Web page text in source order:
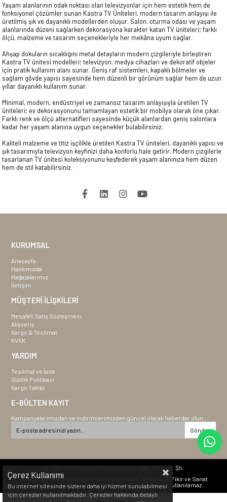
Yaşam alanlarının odak noktası olan televizyonlar için hem estetik hem de
fonksiyonel çözümler sunan Kastra TV Üniteleri, modern tasarım anlayışı ile
üretilmiş şık ve dayanıklı modellerden oluşur. Salon, oturma odası ve yaşam
alanlarında düzeni sağlarken dekorasyona karakter katan TV üniteleri; farklı
ölçü, malzeme ve tasarım seçenekleriyle her mekâna uyum sağlar.
Ahşap dokuların sıcaklığını metal detayların modern çizgileriyle birleştiren
Kastra TV ünitesi modelleri; televizyon, medya cihazları ve dekoratif objeler
için pratik kullanım alanı sunar. Geniş raf sistemleri, kapaklı bölmeler ve
sağlam gövde yapısı sayesinde hem düzenli bir görünüm sağlar hem de uzun
yıllar dayanıklı kullanım sunar.
Minimal, modern, endüstriyel ve zamansız tasarım anlayışıyla üretilen TV
üniteleri; ev dekorasyonunu tamamlayan estetik bir mobilya olarak öne çıkar.
Farklı renk ve ölçü alternatifleri sayesinde küçük alanlardan geniş salonlara
kadar her yaşam alanına uygun seçenekler bulabilirsiniz.
Kaliteli malzeme ve titiz işçilikle üretilen Kastra TV üniteleri, dayanıklı yapısı ve
şık tasarımıyla televizyon keyfinizi daha konforlu hale getirir. Modern çizgilerle
tasarlanan TV ünitesi koleksiyonunu keşfederek yaşam alanınıza hem düzen
hem de stil katabilirsiniz.
KURUMSAL
Anasayfa
Hakkımızda
Mağazalarımız
İletişim
MÜŞTERİ İLİŞKİLERİ
Mesafeli Satış Sözleşmesi
Alışveriş
Kargo & Teslimat
KVKK
YARDIM
Teslimat ve İade
Gizlilik Politikası
Kargo Takibi
E-BÜLTEN KAYIT
Kampanyalarımızdan ve indirimlerimizden güncel olarak haberdar olun.
Gönder
© 2011-2026 Kastra Mobilya ve Dek. San. Tic. Ltd. Şti.
Bu sitede yer alan tüm görseller ve içerikler, 5846 sayılı Fikir ve Sanat
Eserleri Kanunu kapsamında korunmakta olup izinsiz kullanılamaz.
Çerez Kullanımı
Bu internet sitesinde sizlere daha iyi hizmet sunulabilmesi
için çerezler kullanılmaktadır. Çerezler hakkında detaylı